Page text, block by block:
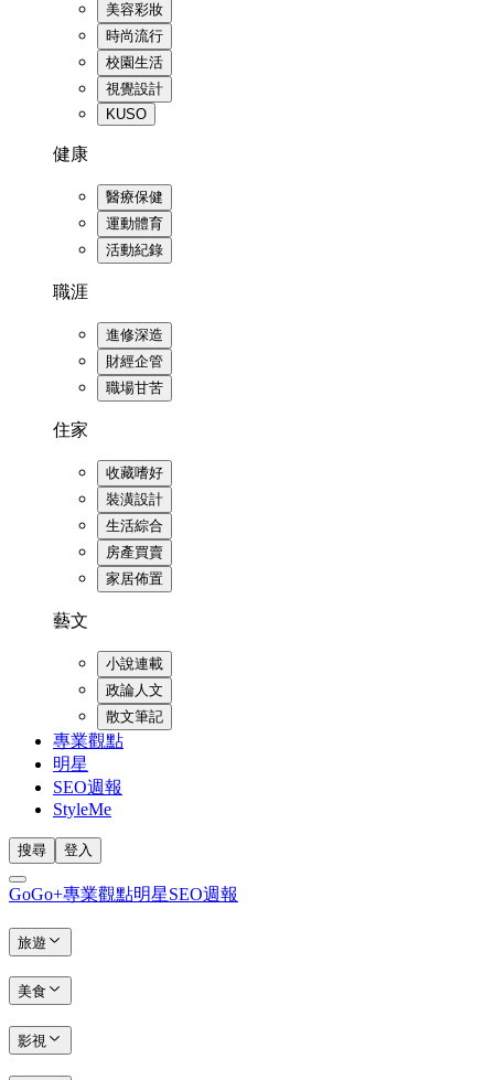
美容彩妝
時尚流行
校園生活
視覺設計
KUSO
健康
醫療保健
運動體育
活動紀錄
職涯
進修深造
財經企管
職場甘苦
住家
收藏嗜好
裝潢設計
生活綜合
房產買賣
家居佈置
藝文
小說連載
政論人文
散文筆記
專業觀點
明星
SEO週報
StyleMe
搜尋 登入
GoGo+專業觀點明星SEO週報
旅遊
美食
影視